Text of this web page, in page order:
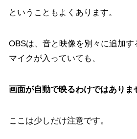
ということもよくあります。
OBSは、音と映像を別々に追加す
マイクが入っていても、
画面が自動で映るわけではありま
ここは少しだけ注意です。